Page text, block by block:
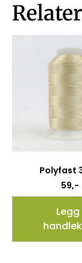
Polyfast
59,-
Legg